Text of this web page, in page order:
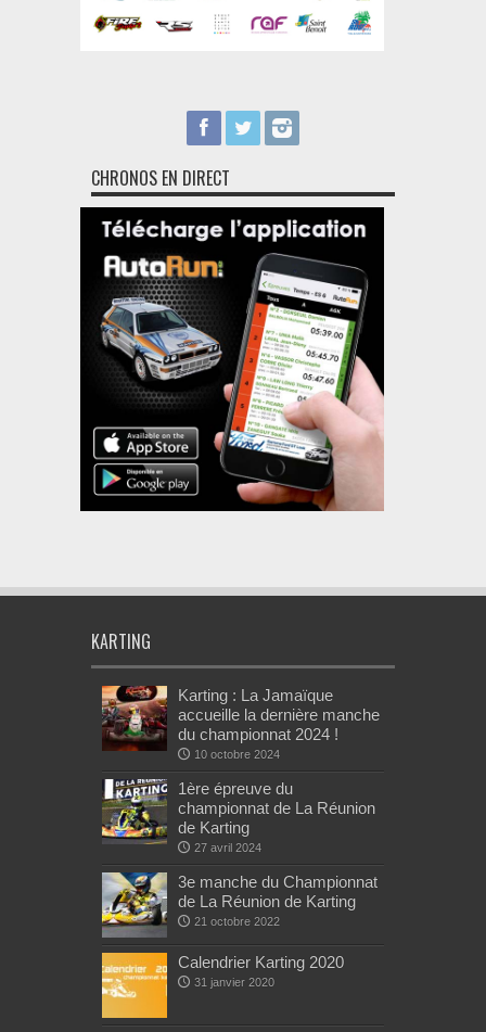
CHRONOS EN DIRECT
KARTING
Karting : La Jamaïque
accueille la dernière manche
du championnat 2024 !
10 octobre 2024
1ère épreuve du
championnat de La Réunion
de Karting
27 avril 2024
3e manche du Championnat
de La Réunion de Karting
21 octobre 2022
Calendrier Karting 2020
31 janvier 2020